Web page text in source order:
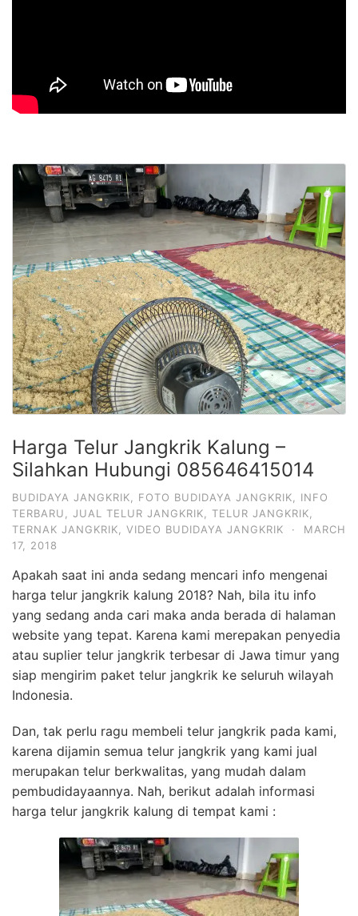
Harga Telur Jangkrik Kalung –
Silahkan Hubungi 085646415014
BUDIDAYA JANGKRIK, FOTO BUDIDAYA JANGKRIK, INFO
TERBARU, JUAL TELUR JANGKRIK, TELUR JANGKRIK,
TERNAK JANGKRIK, VIDEO BUDIDAYA JANGKRIK ·
MARCH
17, 2018
Apakah saat ini anda sedang mencari info mengenai
harga telur jangkrik kalung 2018? Nah, bila itu info
yang sedang anda cari maka anda berada di halaman
website yang tepat. Karena kami merepakan penyedia
atau suplier telur jangkrik terbesar di Jawa timur yang
siap mengirim paket telur jangkrik ke seluruh wilayah
Indonesia.
Dan, tak perlu ragu membeli telur jangkrik pada kami,
karena dijamin semua telur jangkrik yang kami jual
merupakan telur berkwalitas, yang mudah dalam
pembudidayaannya. Nah, berikut adalah informasi
harga telur jangkrik kalung di tempat kami :